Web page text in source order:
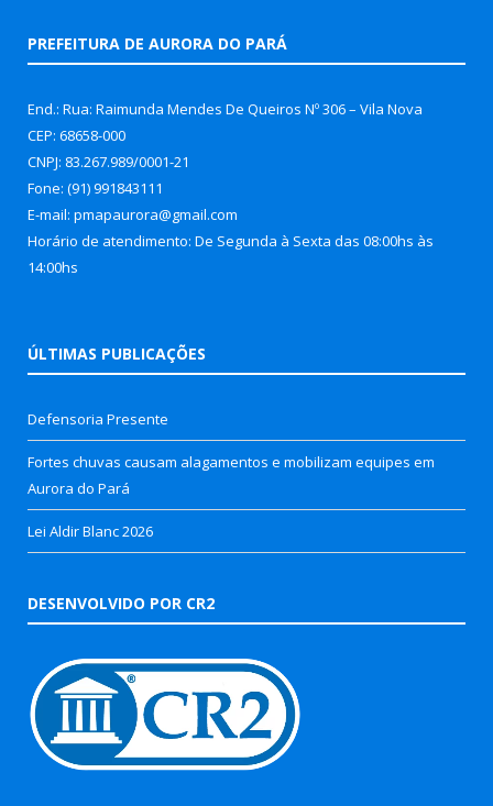
PREFEITURA DE AURORA DO PARÁ
End.: Rua: Raimunda Mendes De Queiros Nº 306 – Vila Nova
CEP: 68658-000
CNPJ: 83.267.989/0001-21
Fone: (91) 991843111
E-mail: pmapaurora@gmail.com
Horário de atendimento: De Segunda à Sexta das 08:00hs às
14:00hs
ÚLTIMAS PUBLICAÇÕES
Defensoria Presente
Fortes chuvas causam alagamentos e mobilizam equipes em
Aurora do Pará
Lei Aldir Blanc 2026
DESENVOLVIDO POR CR2